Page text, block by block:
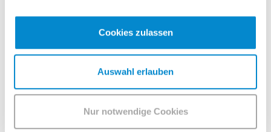
Cookies zulassen
Auswahl erlauben
Nur notwendige Cookies
Prüf- und Kontrollarbeitsplätze
visibility